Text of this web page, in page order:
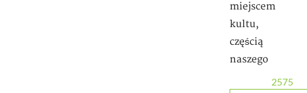
miejscem
kultu,
częścią
naszego
2575